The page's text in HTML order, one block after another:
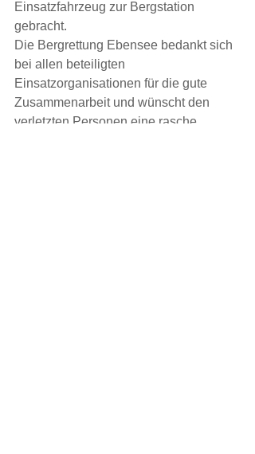
Einsatzfahrzeug zur Bergstation
gebracht.
Die Bergrettung Ebensee bedankt sich
bei allen beteiligten
Einsatzorganisationen für die gute
Zusammenarbeit und wünscht den
verletzten Personen eine rasche